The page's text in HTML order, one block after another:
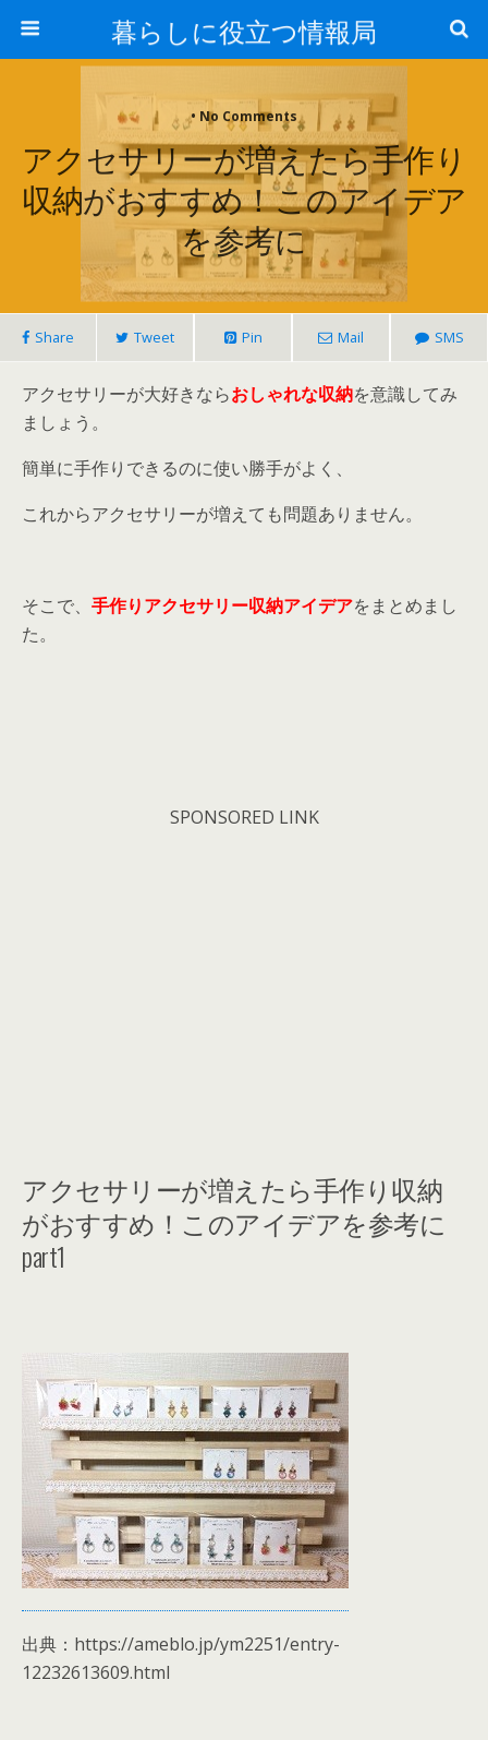
暮らしに役立つ情報局
• No Comments
アクセサリーが増えたら手作り
収納がおすすめ！このアイデア
を参考に
Share Tweet Pin Mail SMS
アクセサリーが大好きならおしゃれな収納を意識してみ
ましょう。
簡単に手作りできるのに使い勝手がよく、
これからアクセサリーが増えても問題ありません。
そこで、 手作りアクセサリー収納アイデアをまとめまし
た。
SPONSORED LINK
アクセサリーが増えたら手作り収納
がおすすめ！このアイデアを参考に
part1
出典：https://ameblo.jp/ym2251/entry-
12232613609.html